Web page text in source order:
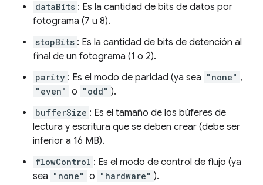
dataBits : Es la cantidad de bits de datos por
fotograma (7 u 8).
stopBits : Es la cantidad de bits de detención al
final de un fotograma (1 o 2).
parity : Es el modo de paridad (ya sea "none" ,
"even" o "odd" ).
bufferSize : Es el tamaño de los búferes de
lectura y escritura que se deben crear (debe ser
inferior a 16 MB).
flowControl : Es el modo de control de flujo (ya
sea "none" o "hardware" ).